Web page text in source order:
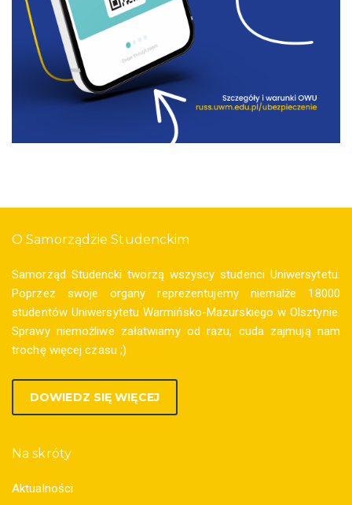
O Samorządzie Studenckim
Samorząd Studencki tworzą wszyscy studenci Uniwersytetu.
Poprzez swoje organy reprezentujemy niemalże 18000
studentów Uniwersytetu Warmińsko-Mazurskiego w Olsztynie.
Sprawy niemożliwe załatwiamy od razu, cuda zajmują nam
trochę więcej czasu ;)
DOWIEDZ SIĘ WIĘCEJ
Na skróty
Aktualności